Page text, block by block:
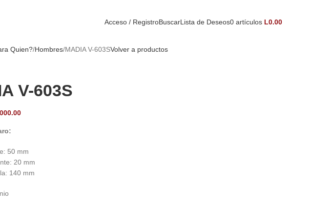
Acceso / RegistroBuscarLista de Deseos0 artículos L0.00
Quien? Hombres MADIA V-603SVolver a productos
V-603S
50 mm
20 mm
140 mm